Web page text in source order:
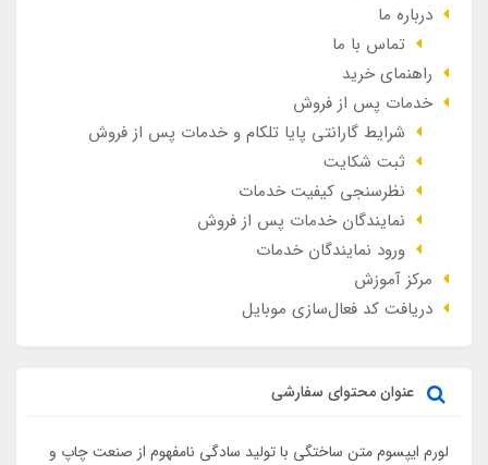
درباره ما
تماس با ما
راهنمای خرید
خدمات پس از فروش
شرایط گارانتی پایا تلکام و خدمات پس از فروش
ثبت شکایت
نظرسنجی کیفیت خدمات
نمایندگان خدمات پس از فروش
ورود نمایندگان خدمات
مرکز آموزش
دریافت کد فعال‌سازی موبایل
عنوان محتوای سفارشی
لورم ایپسوم متن ساختگی با تولید سادگی نامفهوم از صنعت چاپ و